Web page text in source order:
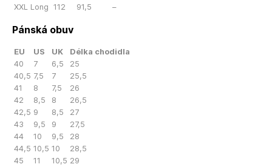
XXL Long 112 91,5 –
Pánská obuv
EU US UK
Délka chodidla
40
7 6,5
25
40,5 7,5 7
25,5
41
8 7,5
26
42
8,5 8
26,5
42,5 9 8,5
27
43
9,5 9
27,5
44
10 9,5
28
44,5 10,5 10
28,5
45
11 10,5 29